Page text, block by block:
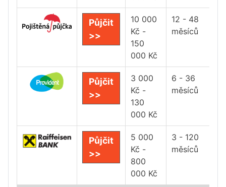
Půjčit
>>
10 000
Kč -
150
000 Kč
12 - 48
měsíců
Půjčit
>>
3 000
Kč -
130
000 Kč
6 - 36
měsíců
Půjčit
>>
5 000
Kč -
800
000 Kč
3 - 120
měsíců